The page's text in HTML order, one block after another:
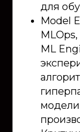
для
Model
MLOps,
ML